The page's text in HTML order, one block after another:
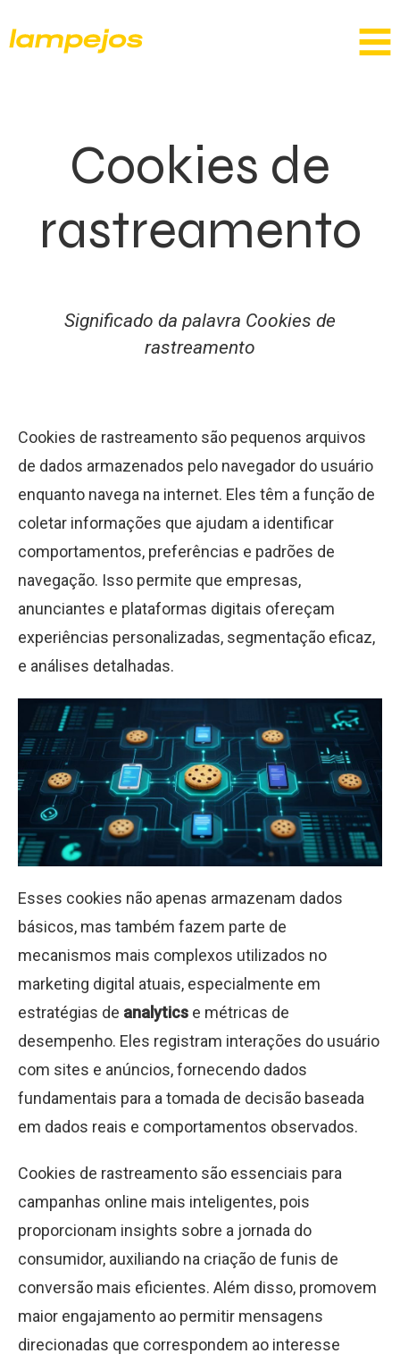
Cookies de
rastreamento
Significado da palavra Cookies de
rastreamento
Cookies de rastreamento são pequenos arquivos
de dados armazenados pelo navegador do usuário
enquanto navega na internet. Eles têm a função de
coletar informações que ajudam a identificar
comportamentos, preferências e padrões de
navegação. Isso permite que empresas,
anunciantes e plataformas digitais ofereçam
experiências personalizadas, segmentação eficaz,
e análises detalhadas.
Esses cookies não apenas armazenam dados
básicos, mas também fazem parte de
mecanismos mais complexos utilizados no
marketing digital atuais, especialmente em
estratégias de analytics e métricas de
desempenho. Eles registram interações do usuário
com sites e anúncios, fornecendo dados
fundamentais para a tomada de decisão baseada
em dados reais e comportamentos observados.
Cookies de rastreamento são essenciais para
campanhas online mais inteligentes, pois
proporcionam insights sobre a jornada do
consumidor, auxiliando na criação de funis de
conversão mais eficientes. Além disso, promovem
maior engajamento ao permitir mensagens
direcionadas que correspondem ao interesse